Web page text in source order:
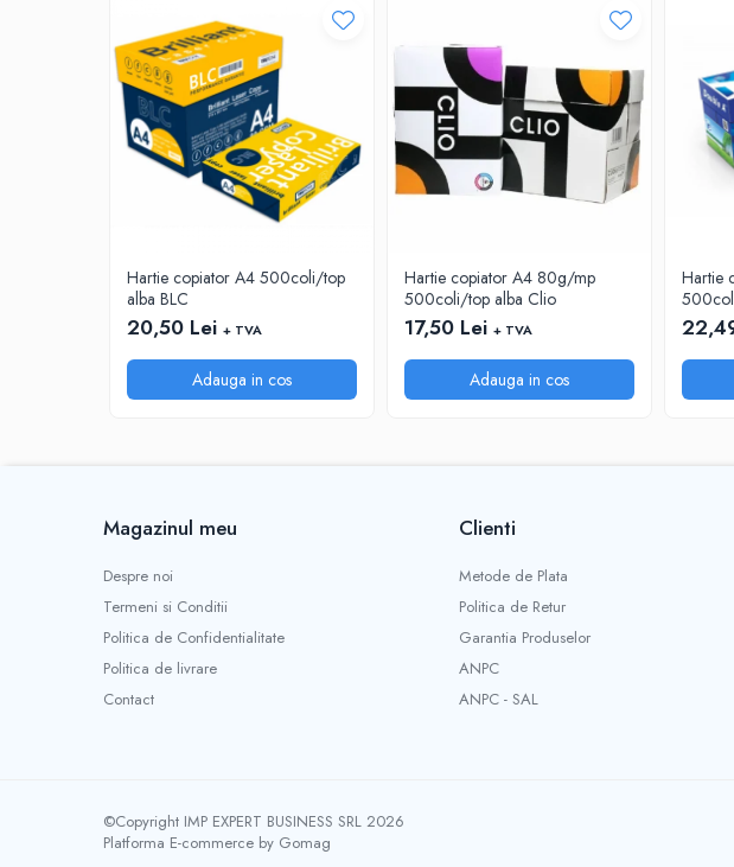
STILOURI - ROLLERE - PIXURI CU GEL &
PIXURI CU MECANISM
PIXURI FARA MECANISM
MARKERE WHITEBOARD
MARKERE CU VOPSEA
CREIOANE MECANICE & REZERVE
CREIOANE CLASICE & ASCUTITORI
INSTRUMENTE PENTRU CORECTURA
PREZENTARE
TABLE DE CONFERINTA
VIDEOPROIECTOARE
ECRANE DE PROTECTIE SI ACCESORII
ACCESORII PENTRU TABLE SI
CALENDARE/PERSONALIZARI
AGENDE DATATE & NEDATATE
Hartie copiator A4 500coli/top
alba BLC
20,50 Lei + TVA
Adauga in cos
Hartie copiator A4 80g/mp
500coli/top alba Clio
17,50 Lei + TVA
Adauga in cos
Hartie
Magazinul meu
Despre noi
Termeni si Conditii
Politica de Confidentialitate
Politica de livrare
Contact
Clienti
Metode de Plata
Politica de Retur
Garantia Produselor
ANPC
ANPC - SAL
©Copyright IMP EXPERT BUSINESS SRL 2026
Platforma E-commerce by Gomag